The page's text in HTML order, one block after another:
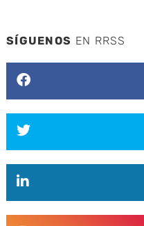
SÍGUENOS EN RRSS